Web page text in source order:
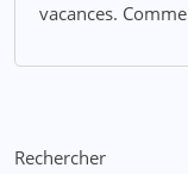
vacances. Comme
Rechercher